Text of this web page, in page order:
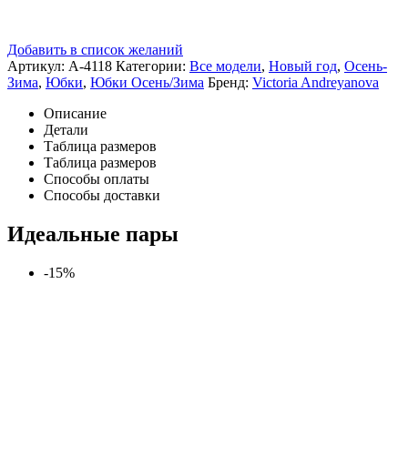
Добавить в список желаний
Артикул: A-4118 Категории: Все модели, Новый год, Осень-
Зима, Юбки, Юбки Осень/Зима Бренд: Victoria Andreyanova
Описание
Детали
Таблица размеров
Таблица размеров
Способы оплаты
Способы доставки
Идеальные пары
-15%